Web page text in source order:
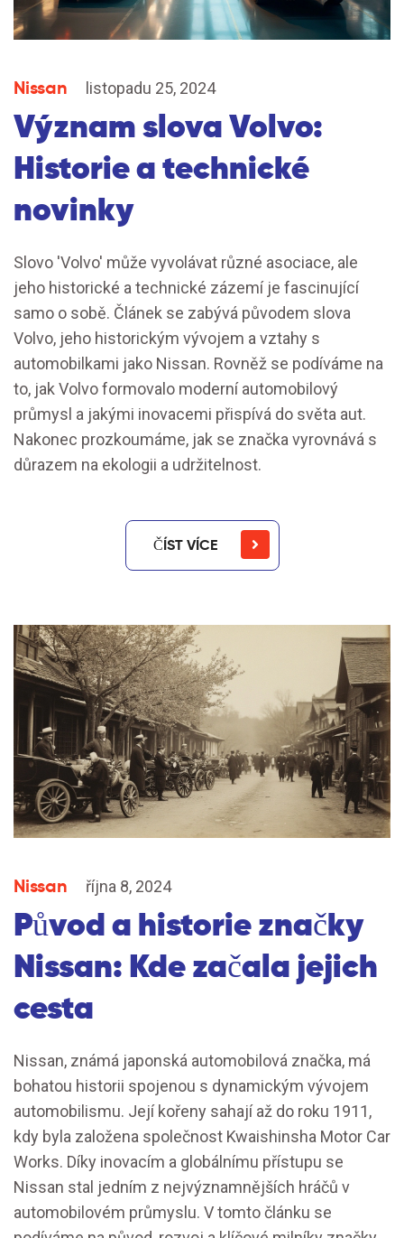
Nissan listopadu 25, 2024
Význam slova Volvo:
Historie a technické
novinky
Slovo 'Volvo' může vyvolávat různé asociace, ale
jeho historické a technické zázemí je fascinující
samo o sobě. Článek se zabývá původem slova
Volvo, jeho historickým vývojem a vztahy s
automobilkami jako Nissan. Rovněž se podíváme na
to, jak Volvo formovalo moderní automobilový
průmysl a jakými inovacemi přispívá do světa aut.
Nakonec prozkoumáme, jak se značka vyrovnává s
důrazem na ekologii a udržitelnost.
ČÍST VÍCE
Nissan října 8, 2024
Původ a historie značky
Nissan: Kde začala jejich
cesta
Nissan, známá japonská automobilová značka, má
bohatou historii spojenou s dynamickým vývojem
automobilismu. Její kořeny sahají až do roku 1911,
kdy byla založena společnost Kwaishinsha Motor Car
Works. Díky inovacím a globálnímu přístupu se
Nissan stal jedním z nejvýznamnějších hráčů v
automobilovém průmyslu. V tomto článku se